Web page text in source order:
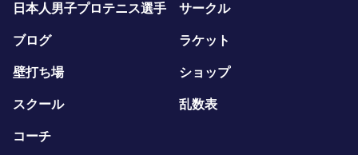
日本人男子プロテニス選手 サークル
ブログ ラケット
壁打ち場 ショップ
スクール 乱数表
コーチ